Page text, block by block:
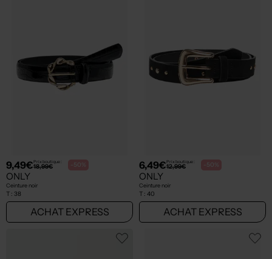
9,49€Prix boutique :
18,99€ -50%
ONLY
Ceinture noir
T : 38
ACHAT EXPRESS
6,49€Prix boutique :
12,99€ -50%
ONLY
Ceinture noir
T : 40
ACHAT EXPRESS